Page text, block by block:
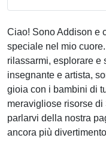
Ciao! Sono Addison e
speciale nel mio
rilassarmi, esplorare e
insegnante e artista,
gioia con i bambini di
meravigliose risorse
parlarvi della nostra
ancora più